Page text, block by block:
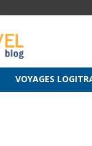
VOYAGES